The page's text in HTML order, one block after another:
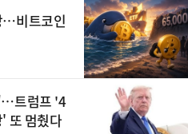
…비트코인
트럼프 '4
또 멈췄다